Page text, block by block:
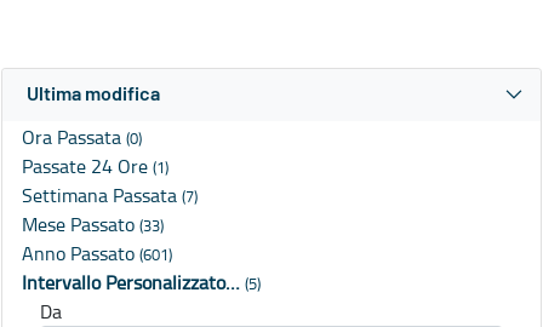
Ultima modifica
Ora Passata (0)
Passate 24 Ore (1)
Settimana Passata (7)
Mese Passato (33)
Anno Passato (601)
Intervallo Personalizzato… (5)
Da